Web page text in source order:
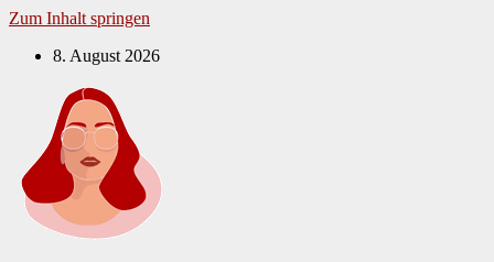
Zum Inhalt springen
8. August 2026